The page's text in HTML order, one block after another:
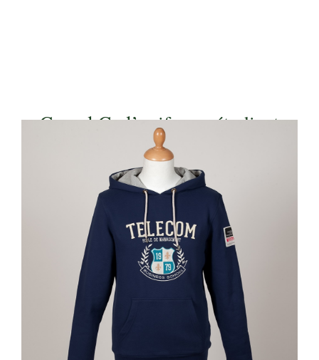
Casual C., l’uniforme étudiant